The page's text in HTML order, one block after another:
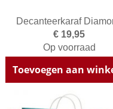
Decanteerkaraf
€ 19,95
Op voorraad
Toevoegen aan